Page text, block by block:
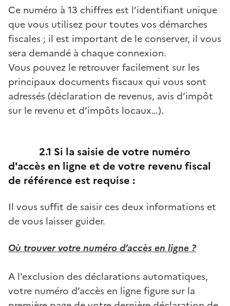
Ce numéro à 13 chiffres est l’identifiant unique
que vous utilisez pour toutes vos démarches
fiscales ; il est important de le conserver, il vous
sera demandé à chaque connexion.
Vous pouvez le retrouver facilement sur les
principaux documents fiscaux qui vous sont
adressés (déclaration de revenus, avis d’impôt
sur le revenu et d’impôts locaux…).
2.1 Si la saisie de votre numéro
d'accès en ligne et de votre revenu fiscal
de référence est requise :
Il vous suffit de saisir ces deux informations et
de vous laisser guider.
Où trouver votre numéro d’accès en ligne ?
A l'exclusion des déclarations automatiques,
votre numéro d’accès en ligne figure sur la